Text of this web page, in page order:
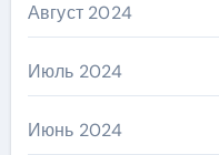
Август 2024
Июль 2024
Июнь 2024